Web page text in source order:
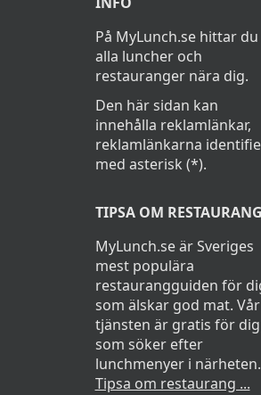
På MyLunch.se hittar du
alla luncher och
restauranger nära dig.
Den här sidan kan
innehålla reklamlänkar,
reklamlänkarna
med asterisk (*).
TIPSA OM RESTAURANG
MyLunch.se är Sveriges
mest populära
restaurangguiden för
som älskar god mat. Vår
tjänsten är gratis för dig
som söker efter
lunchmenyer i närheten.
Tipsa om restaurang ...